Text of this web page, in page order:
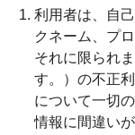
利用者は、自
クネーム、プ
それに限られ
す。）の不正
について一切
情報に間違い